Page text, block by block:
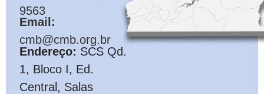
9563
Email:
cmb@cmb.org.br
Endereço: SCS Qd.
1, Bloco I, Ed.
Central, Salas